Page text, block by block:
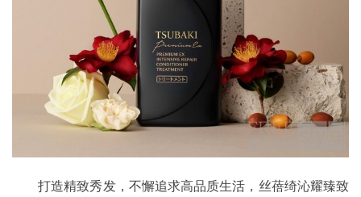
打造精致秀发，不懈追求高品质生活，丝蓓绮沁耀臻致